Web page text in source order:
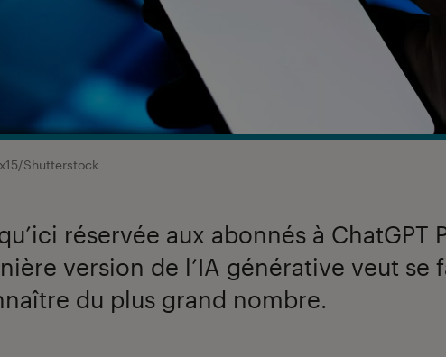
Shutterstock
réservée aux abonnés à ChatGPT
version de l’IA générative veut se
du plus grand nombre.